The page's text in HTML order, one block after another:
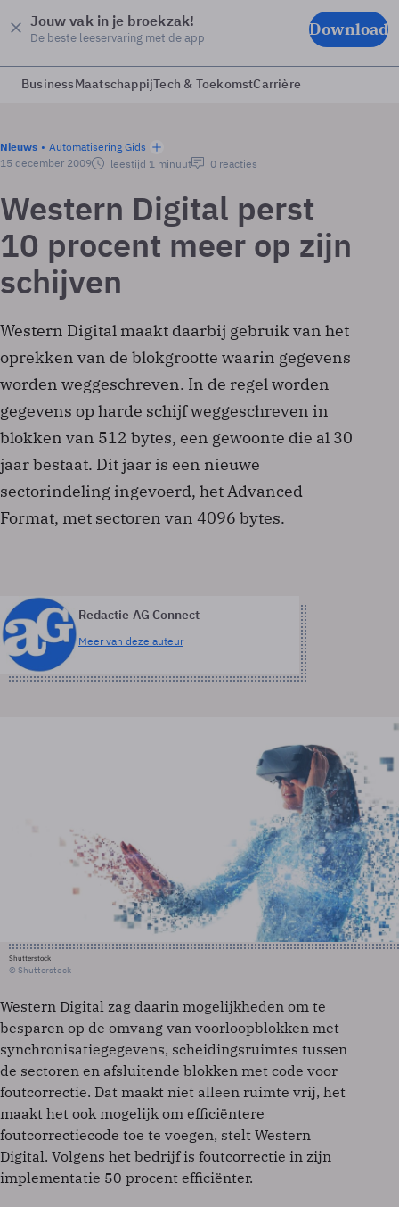
Jouw vak in je broekzak!
De beste leeservaring met de app Download
BusinessMaatschappijTech & ToekomstCarrière
Nieuws
Automatisering Gids
15 december 2009
leestijd 1 minuut 0 reacties
Western Digital perst
10 procent meer op zijn
schijven
Western Digital maakt daarbij gebruik van het
oprekken van de blokgrootte waarin gegevens
worden weggeschreven. In de regel worden
gegevens op harde schijf weggeschreven in
blokken van 512 bytes, een gewoonte die al 30
jaar bestaat. Dit jaar is een nieuwe
sectorindeling ingevoerd, het Advanced
Format, met sectoren van 4096 bytes.
Redactie AG Connect
Meer van deze auteur
Shutterstock
© Shutterstock
Western Digital zag daarin mogelijkheden om te
besparen op de omvang van voorloopblokken met
synchronisatiegegevens, scheidingsruimtes tussen
de sectoren en afsluitende blokken met code voor
foutcorrectie. Dat maakt niet alleen ruimte vrij, het
maakt het ook mogelijk om efficiëntere
foutcorrectiecode toe te voegen, stelt Western
Digital. Volgens het bedrijf is foutcorrectie in zijn
implementatie 50 procent efficiënter.